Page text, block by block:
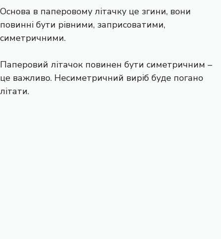
Основа в паперовому літачку це згини, вони
повинні бути рівними, заприсоватими,
симетричними.
Паперовий літачок повинен бути симетричним –
це важливо. Несиметричний виріб буде погано
літати.